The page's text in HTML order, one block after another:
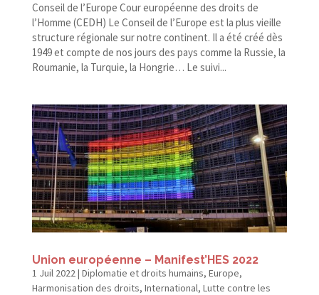
Conseil de l’Europe Cour européenne des droits de
l’Homme (CEDH) Le Conseil de l’Europe est la plus vieille
structure régionale sur notre continent. Il a été créé dès
1949 et compte de nos jours des pays comme la Russie, la
Roumanie, la Turquie, la Hongrie… Le suivi...
Union européenne – Manifest’HES 2022
1 Juil 2022| Diplomatie et droits humains, Europe,
Harmonisation des droits, International, Lutte contre les